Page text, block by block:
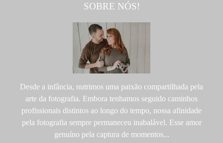
SOBRE NÓS!
Desde a infância, nutrimos uma paixão compartilhada pela
arte da fotografia. Embora tenhamos seguido caminhos
profissionais distintos ao longo do tempo, nossa afinidade
pela fotografia sempre permaneceu inabalável. Esse amor
genuíno pela captura de momentos...